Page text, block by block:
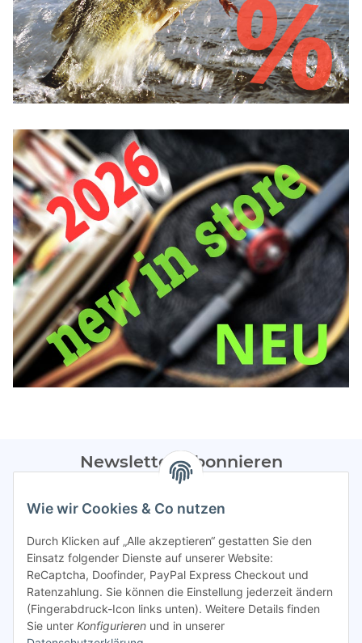
Newsletter Abonnieren
Bitte sendet mir entsprechend eurer
regelmäßig Infos zu euren Aktionen per E-Mail zu.
Abonnieren
Spamschutz aktiv
Gesetzliche Informationen
Wie wir Cookies & Co nutzen
Durch Klicken auf „Alle akzeptieren“ gestatten Sie den
Einsatz folgender Dienste auf unserer Website:
ReCaptcha, Doofinder, PayPal Express Checkout und
Ratenzahlung. Sie können die Einstellung jederzeit ändern
(Fingerabdruck-Icon links unten). Weitere Details finden
Sie unter Konfigurieren und in unserer